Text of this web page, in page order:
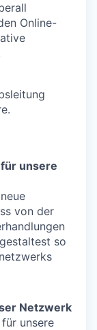
Online-
unsere
von der
so
Netzwerk
unsere